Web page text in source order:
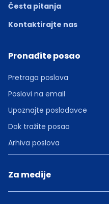
Česta pitanja
Kontaktirajte nas
Pronađite posao
Pretraga poslova
Poslovi na email
Upoznajte poslodavce
Dok tražite posao
Arhiva poslova
Za medije